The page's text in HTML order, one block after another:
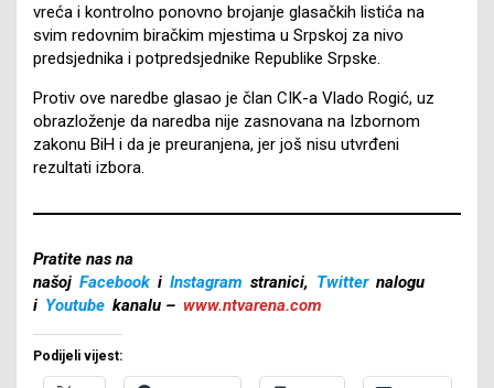
vreća i kontrolno ponovno brojanje glasačkih listića na
svim redovnim biračkim mjestima u Srpskoj za nivo
predsjednika i potpredsjednike Republike Srpske.
Protiv ove naredbe glasao je član CIK-a Vlado Rogić, uz
obrazloženje da naredba nije zasnovana na Izbornom
zakonu BiH i da je preuranjena, jer još nisu utvrđeni
rezultati izbora.
Pratite nas na
našoj Facebook i Instagram stranici, Twitter nalogu
i Youtube kanalu – www.ntvarena.com
Podijeli vijest: